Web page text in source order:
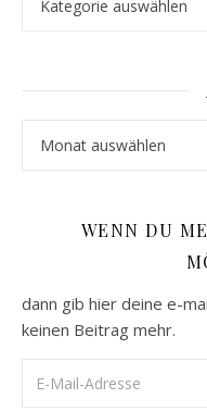
WENN DU
dann gib hier deine e-
keinen Beitrag mehr.